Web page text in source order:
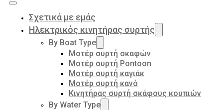
Σχετικά με εμάς
Ηλεκτρικός κινητήρας συρτής
By Boat Type
Μοτέρ συρτή σκαφών
Μοτέρ συρτή Pontoon
Μοτέρ συρτή καγιάκ
Μοτέρ συρτή κανό
Κινητήρας συρτή σκάφους κουπιών
By Water Type